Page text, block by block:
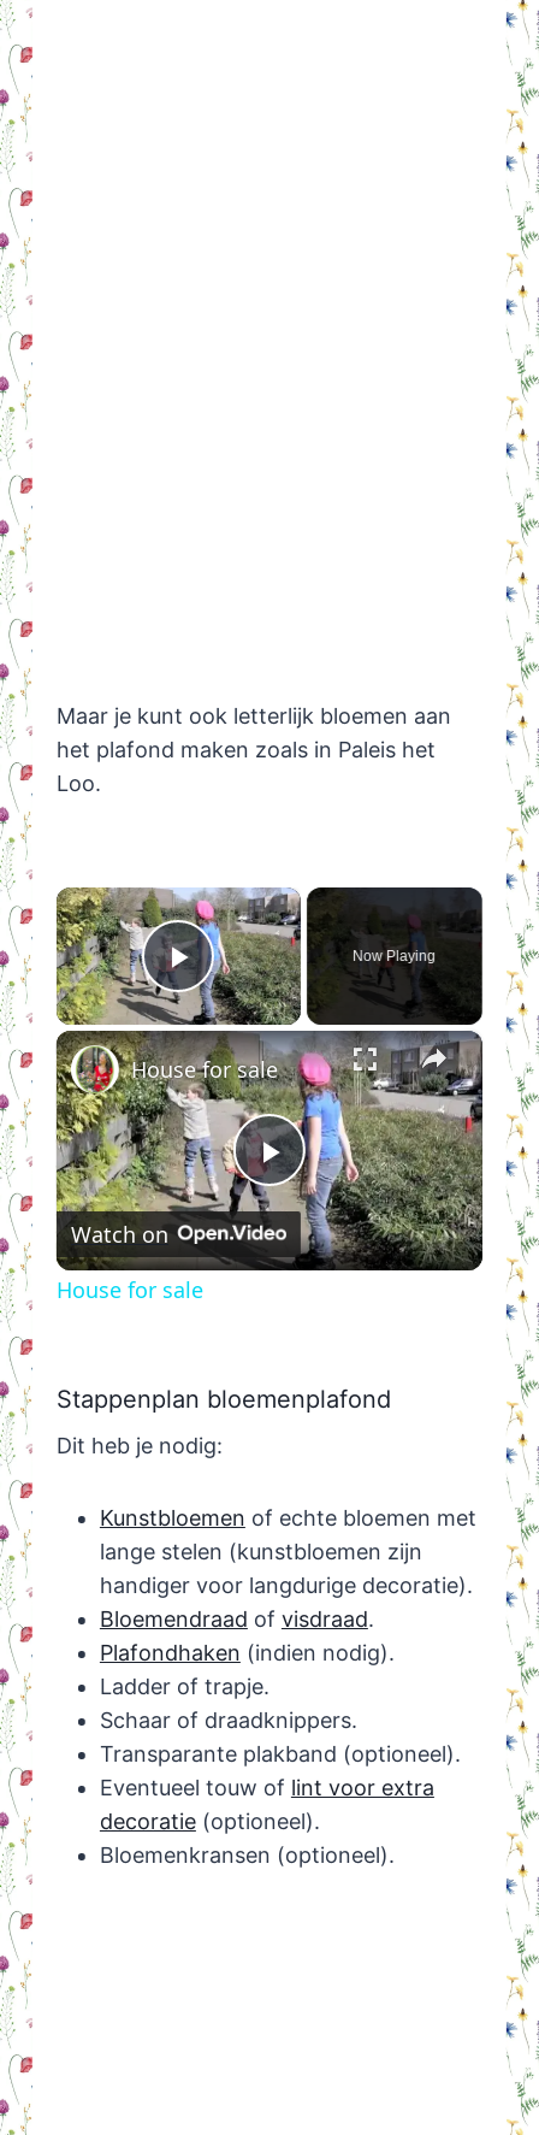
Maar je kunt ook letterlijk bloemen aan
het plafond maken zoals in Paleis het
Loo.
×
Play Video
Now Playing
×
Play
Video
House for sale
Watch on
House for sale
Stappenplan bloemenplafond
Dit heb je nodig:
Kunstbloemen of echte bloemen met
lange stelen (kunstbloemen zijn
handiger voor langdurige decoratie).
Bloemendraad of visdraad.
Plafondhaken (indien nodig).
Ladder of trapje.
Schaar of draadknippers.
Transparante plakband (optioneel).
Eventueel touw of lint voor extra
decoratie(optioneel).
Bloemenkransen (optioneel).